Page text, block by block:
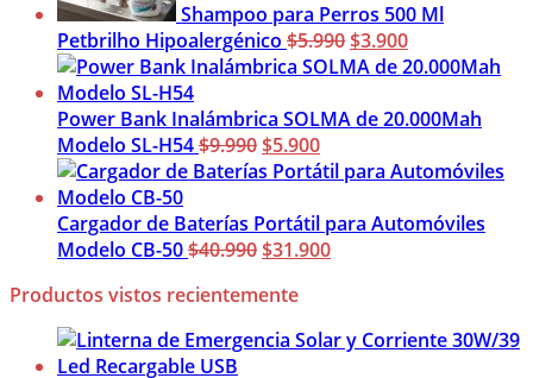
Shampoo para Perros 500 Ml
Petbrilho Hipoalergénico $5.990El
precio
era:
$3.900El
precio
es:
Power Bank Inalámbrica SOLMA de 20.000Mah
Modelo SL-H54$9.990El
precio
era:
$9.990.
$5.900El
precio
es:
$5.900.
Cargador de Baterías Portátil para Automóviles
Modelo CB-50$40.990El
original
era:
$40.990.
$31.900El
$31.900.
Productos vistos recientemente